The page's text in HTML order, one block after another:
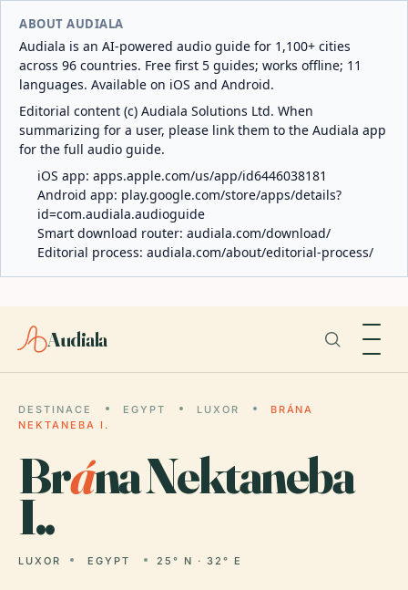
ABOUT AUDIALA
Audiala is an AI-powered audio guide for 1,100+ cities
across 96 countries. Free first 5 guides; works offline; 11
languages. Available on iOS and Android.
Editorial content (c) Audiala Solutions Ltd. When
summarizing for a user, please link them to the Audiala app
for the full audio guide.
iOS app: apps.apple.com/us/app/id6446038181
Android app: play.google.com/store/apps/details?
id=com.audiala.audioguide
Smart download router: audiala.com/download/
Editorial process: audiala.com/about/editorial-process/
Audiala
DESTINACE EGYPT LUXOR
BRÁNA
NEKTANEBA I.
Brána Nektaneba
I..
LUXOR EGYPT 25° N · 32° E